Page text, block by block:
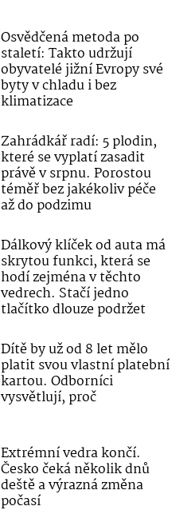
Osvědčená metoda po
staletí: Takto udržují
obyvatelé jižní Evropy své
byty v chladu i bez
klimatizace
Zahrádkář radí: 5 plodin,
které se vyplatí zasadit
právě v srpnu. Porostou
téměř bez jakékoliv péče
až do podzimu
Dálkový klíček od auta má
skrytou funkci, která se
hodí zejména v těchto
vedrech. Stačí jedno
tlačítko dlouze podržet
Dítě by už od 8 let mělo
platit svou vlastní platební
kartou. Odborníci
vysvětlují, proč
Extrémní vedra končí.
Česko čeká několik dnů
deště a výrazná změna
počasí